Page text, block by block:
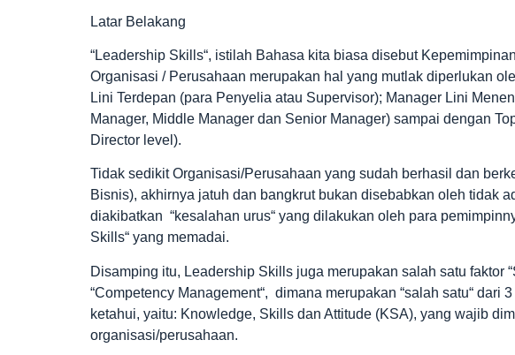
Latar Belakang
“Leadership Skills“, istilah Bahasa kita biasa disebut
Organisasi / Perusahaan merupakan hal yang mutlak diperlukan
Lini Terdepan (para Penyelia atau Supervisor); Manager Lini
Manager, Middle Manager dan Senior Manager) sampai dengan
Director level).
Tidak sedikit Organisasi/Perusahaan yang sudah berhasil dan
Bisnis), akhirnya jatuh dan bangkrut bukan disebabkan oleh tidak
diakibatkan “kesalahan urus“ yang dilakukan oleh para
Skills“ yang memadai.
Disamping itu, Leadership Skills juga merupakan salah satu faktor
“Competency Management“, dimana merupakan “salah satu“ dari
ketahui, yaitu: Knowledge, Skills dan Attitude (KSA), yang wajib
organisasi/perusahaan.